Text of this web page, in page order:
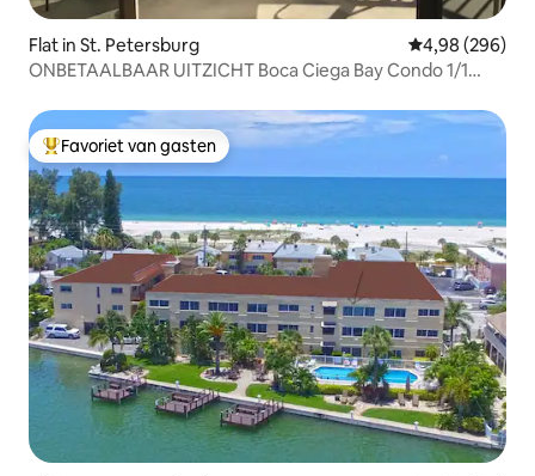
Flat in St. Petersburg Gemiddelde
4,98 (296)
ONBETAALBAAR UITZICHT Boca Ciega Bay Condo 1/1
Topfavoriet van gasten
Favoriet van gasten